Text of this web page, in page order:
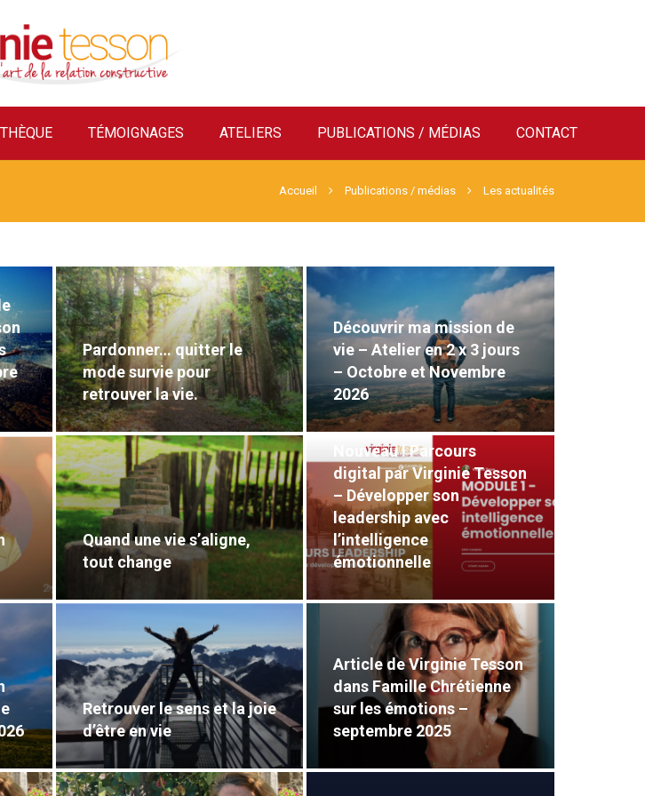
TÉMOIGNAGES ATELIERS PUBLICATIONS / MÉDIAS CONTACT
Accueil Publications / médias Les actualités
Pardonner… quitter le
mode survie pour
retrouver la vie.
Découvrir ma mission de
vie – Atelier en 2 x 3 jours
– Octobre et Novembre
2026
Quand une vie s’aligne,
tout change
Nouveau ! Parcours
digital par Virginie Tesson
– Développer son
leadership avec
l’intelligence
émotionnelle
Retrouver le sens et la joie
d’être en vie
Article de Virginie Tesson
dans Famille Chrétienne
sur les émotions –
septembre 2025